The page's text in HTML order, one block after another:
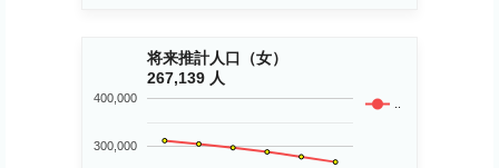
将来推計人口（女）
267,139 人
..
300,000
400,000